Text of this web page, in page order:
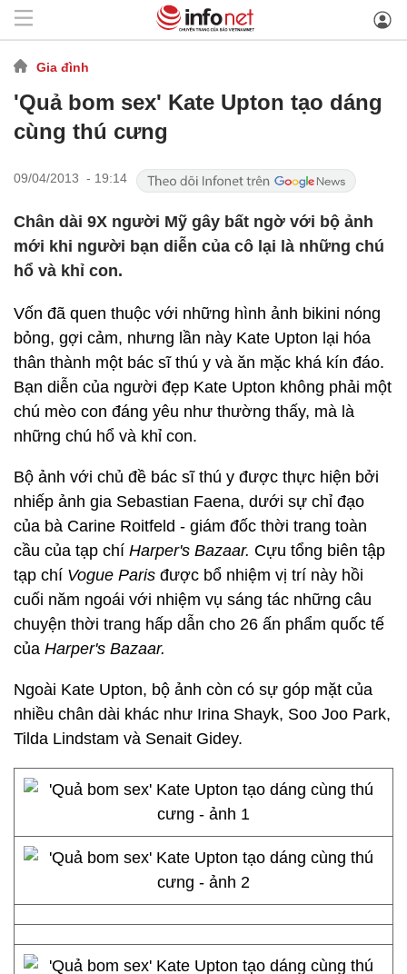
Gia đình
'Quả bom sex' Kate Upton tạo dáng
cùng thú cưng
09/04/2013 - 19:14
Chân dài 9X người Mỹ gây bất ngờ với bộ ảnh
mới khi người bạn diễn của cô lại là những chú
hổ và khỉ con.
Vốn đã quen thuộc với những hình ảnh bikini nóng
bỏng, gợi cảm, nhưng lần này Kate Upton lại hóa
thân thành một bác sĩ thú y và ăn mặc khá kín đáo.
Bạn diễn của người đẹp Kate Upton không phải một
chú mèo con đáng yêu như thường thấy, mà là
những chú hổ và khỉ con.
Bộ ảnh với chủ đề bác sĩ thú y được thực hiện bởi
nhiếp ảnh gia Sebastian Faena, dưới sự chỉ đạo
của bà Carine Roitfeld - giám đốc thời trang toàn
cầu của tạp chí Harper's Bazaar. Cựu tổng biên tập
tạp chí Vogue Paris được bổ nhiệm vị trí này hồi
cuối năm ngoái với nhiệm vụ sáng tác những câu
chuyện thời trang hấp dẫn cho 26 ấn phẩm quốc tế
của Harper's Bazaar.
Ngoài Kate Upton, bộ ảnh còn có sự góp mặt của
nhiều chân dài khác như Irina Shayk, Soo Joo Park,
Tilda Lindstam và Senait Gidey.